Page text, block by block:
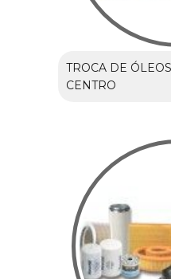
TROCA DE
CENTRO